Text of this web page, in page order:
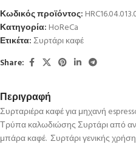
Κωδικός προϊόντος:
Κατηγορία: HoReCa
Ετικέτα:Συρτάρι καφέ
Share:
Περιγραφή
Συρταριέρα καφέ για μηχανή
Τρύπα καλωδιώσης Συρτάρι από
μπάρα καφέ. Συρτάρι γενικής